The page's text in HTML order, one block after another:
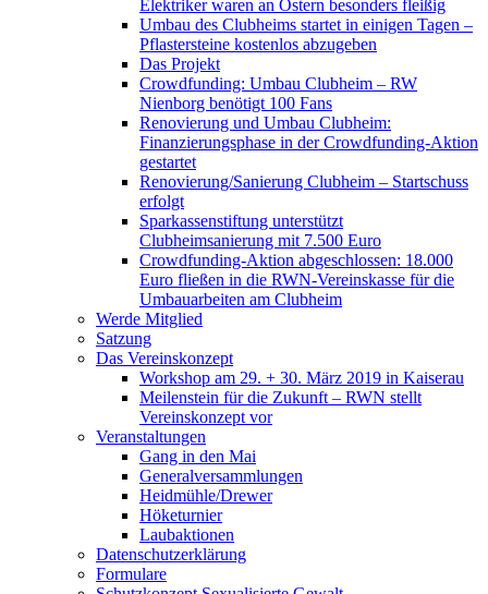
Elektriker waren an Ostern besonders fleißig
Umbau des Clubheims startet in einigen Tagen –
Pflastersteine kostenlos abzugeben
Das Projekt
Crowdfunding: Umbau Clubheim – RW
Nienborg benötigt 100 Fans
Renovierung und Umbau Clubheim:
Finanzierungsphase in der Crowdfunding-Aktion
gestartet
Renovierung/Sanierung Clubheim – Startschuss
erfolgt
Sparkassenstiftung unterstützt
Clubheimsanierung mit 7.500 Euro
Crowdfunding-Aktion abgeschlossen: 18.000
Euro fließen in die RWN-Vereinskasse für die
Umbauarbeiten am Clubheim
Werde Mitglied
Satzung
Das Vereinskonzept
Workshop am 29. + 30. März 2019 in Kaiserau
Meilenstein für die Zukunft – RWN stellt
Vereinskonzept vor
Veranstaltungen
Gang in den Mai
Generalversammlungen
Heidmühle/Drewer
Höketurnier
Laubaktionen
Datenschutzerklärung
Formulare